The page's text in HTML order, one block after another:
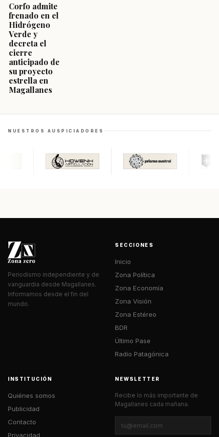
Corfo admite
frenado en el
Hidrógeno
Verde y
decreta el
cierre
anticipado de
su proyecto
estrella en
Magallanes
NUESTROS AUSPICIADORES
Periodismo independiente y de
vanguardia desde Magallanes.
Informamos desde el fin del
mundo.
SECCIONES
Inicio
Zona Política
Zona Economía
Zona Visión
Zona Estéreo
BDR
Último Pase
Radio Patagónica
INSTITUCIÓN
Quiénes somos
Publicidad
Contacto
Privacidad
NEWSLETTER
Recibe lo más importante de
Magallanes cada mañana.